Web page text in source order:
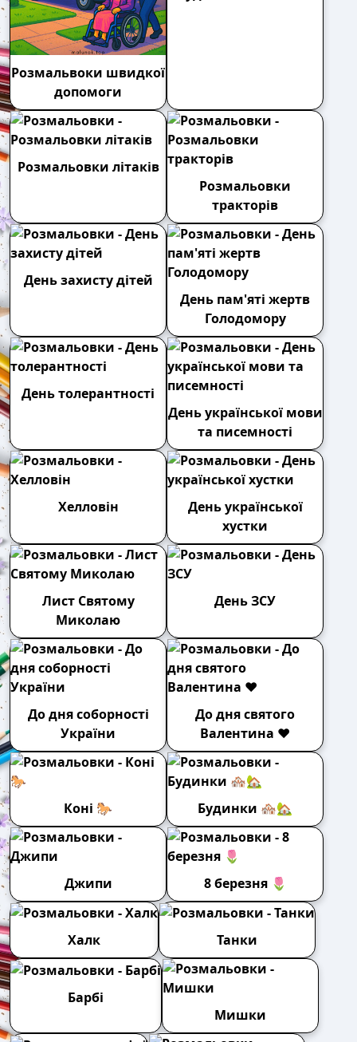
Розмальвоки швидкої
допомоги
Розмальовки літаків
Розмальовки
тракторів
День захисту дітей
День пам'яті жертв
Голодомору
День толерантності
День української мови
та писемності
Хелловін
День української
хустки
Лист Святому
Миколаю
День ЗСУ
До дня соборності
України
До дня святого
Валентина ❤️
Коні 🐎 Будинки 🏘️🏡
Джипи 8 березня 🌷
Халк Танки
Барбі
Мишки